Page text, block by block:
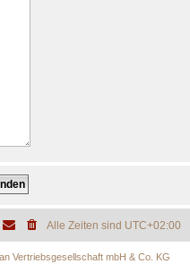
Alle Zeiten sind UTC+02:00
Vertriebsgesellschaft mbH & Co. KG